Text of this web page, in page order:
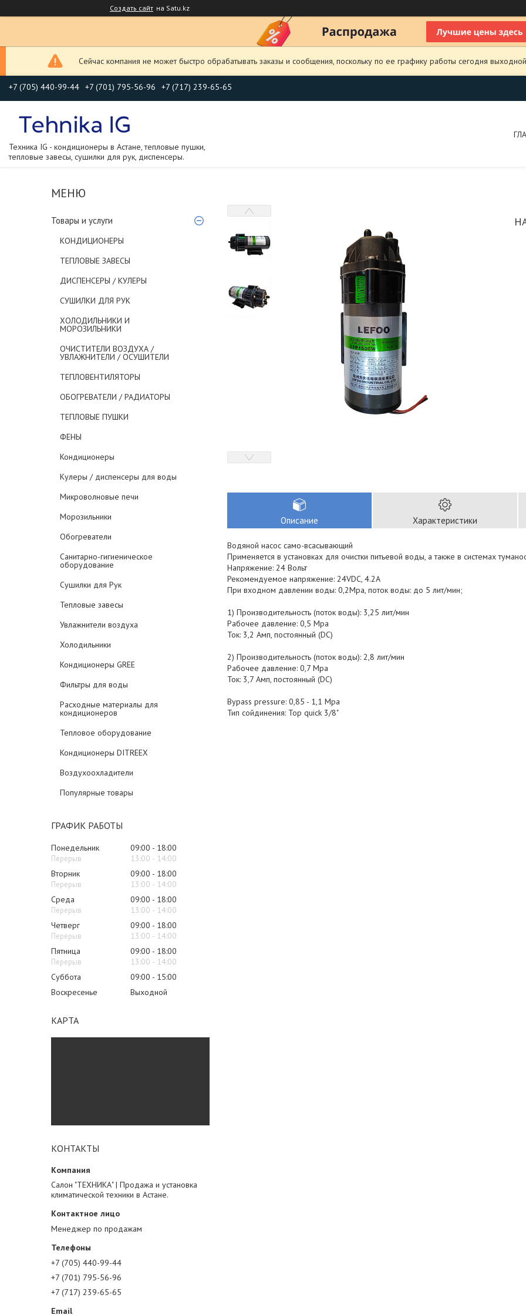
Создать сайт на Satu.kz
Сейчас компания не может быстро обрабатывать заказы и сообщения, поскольку по ее графику работы сегодня
+7 (705) 440-99-44 +7 (701) 795-56-96 +7 (717) 239-65-65
Техника IG - кондиционеры в Астане, тепловые пушки,
тепловые завесы, сушилки для рук, диспенсеры.
Товары и услуги
КОНДИЦИОНЕРЫ
ТЕПЛОВЫЕ ЗАВЕСЫ
ДИСПЕНСЕРЫ / КУЛЕРЫ
СУШИЛКИ ДЛЯ РУК
ХОЛОДИЛЬНИКИ И
МОРОЗИЛЬНИКИ
ОЧИСТИТЕЛИ ВОЗДУХА /
УВЛАЖНИТЕЛИ / ОСУШИТЕЛИ
ТЕПЛОВЕНТИЛЯТОРЫ
ОБОГРЕВАТЕЛИ / РАДИАТОРЫ
ТЕПЛОВЫЕ ПУШКИ
ФЕНЫ
Кондиционеры
Кулеры / диспенсеры для воды
Микроволновые печи
Морозильники
Обогреватели
Санитарно-гигиеническое
оборудование
Сушилки для Рук
Тепловые завесы
Увлажнители воздуха
Холодильники
Кондиционеры GREE
Фильтры для воды
Расходные материалы для
кондиционеров
Тепловое оборудование
Кондиционеры DITREEX
Воздухоохладители
Популярные товары
ГРАФИК РАБОТЫ
Понедельник 09:00
18:00
13:00
14:00
Вторник
09:00
18:00
13:00
14:00
Среда
09:00
18:00
13:00
14:00
Четверг
09:00
18:00
13:00
14:00
Пятница
09:00
18:00
13:00
14:00
Суббота
09:00
15:00
Воскресенье
Выходной
КАРТА
КОНТАКТЫ
Салон "ТЕХНИКА" | Продажа и установка
климатической техники в Астане.
Менеджер по продажам
+7 (705) 440-99-44
+7 (701) 795-56-96
+7 (717) 239-65-65
Описание Характеристики
Водяной насос само-всасывающий
Применяется в установках для очистки питьевой воды, а также в системах
Напряжение: 24 Вольт
Рекомендуемое напряжение: 24VDC, 4.2A
При входном давлении воды: 0,2Mpa, поток воды: до 5 лит/мин;
1) Производительность (поток воды): 3,25 лит/мин
Рабочее давление: 0,5 Mpa
Ток: 3,2 Амп, постоянный (DC)
2) Производительность (поток воды): 2,8 лит/мин
Рабочее давление: 0,7 Mpa
Ток: 3,7 Амп, постоянный (DC)
Bypass pressure: 0,85 - 1,1 Mpa
Тип сойдинения: Top quick 3/8"